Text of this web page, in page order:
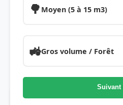
🌳 Moyen (5 à 15 m3)
🚜Gros volume / Forêt
Suivant